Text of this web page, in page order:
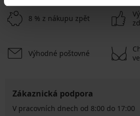
8 % z nákupu zpět
Výhodné poštovné
Zákaznická podpora
V pracovních dnech od 8:00 do 17:00